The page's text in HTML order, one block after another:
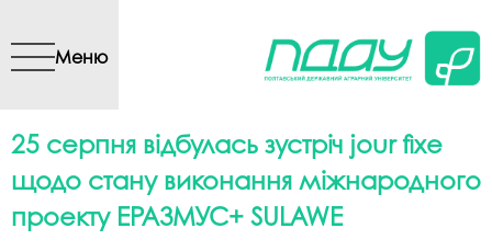
вмісту
Меню
25 серпня відбулась зустріч jour fixe
щодо стану виконання міжнародного
проекту ЕРАЗМУС+ SULAWE